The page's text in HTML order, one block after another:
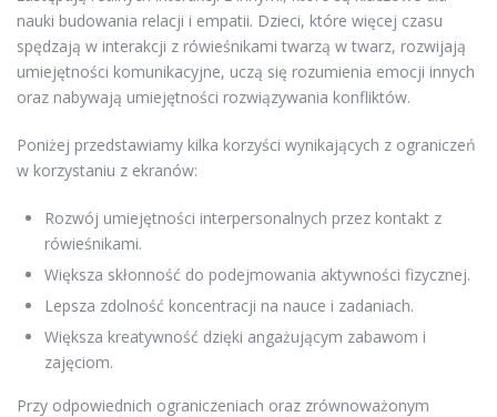
nauki budowania relacji i empatii. Dzieci, które więcej czasu
spędzają w interakcji z rówieśnikami twarzą w twarz, rozwijają
umiejętności komunikacyjne, uczą się rozumienia emocji innych
oraz nabywają umiejętności rozwiązywania konfliktów.
Poniżej przedstawiamy kilka korzyści wynikających z ograniczeń
w korzystaniu z ekranów:
Rozwój umiejętności interpersonalnych przez kontakt z
rówieśnikami.
Większa skłonność do podejmowania aktywności fizycznej.
Lepsza zdolność koncentracji na nauce i zadaniach.
Większa kreatywność dzięki angażującym zabawom i
zajęciom.
Przy odpowiednich ograniczeniach oraz zrównoważonym